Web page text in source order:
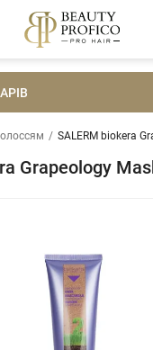
/ SALERM biokera
Grapeology